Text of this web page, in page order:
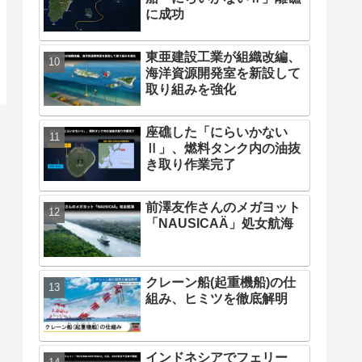
に成功
東亜建設工業が組織改編、
海洋資源開発室を新設して
取り組みを強化
座礁した「にらいかない
Ⅱ」、燃料タンク内の油抜
き取り作業完了
前澤友作さんのメガヨット
「NAUSICAÄ」処女航海
クレーン船(起重機船)の仕
組み、ヒミツを徹底解明
インドネシアでフェリー